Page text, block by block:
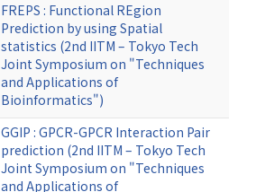
FREPS : Functional REgion
Prediction by using Spatial
statistics (2nd IITM – Tokyo Tech
Joint Symposium on "Techniques
and Applications of
Bioinformatics")
GGIP : GPCR-GPCR Interaction Pair
prediction (2nd IITM – Tokyo Tech
Joint Symposium on "Techniques
and Applications of